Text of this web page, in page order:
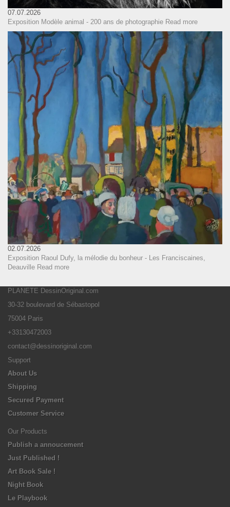
07.07.2026
Exposition Modèle animal - 200 ans de photographie Read more
02.07.2026
Exposition Raoul Dufy, la mélodie du bonheur - Les Franciscaines,
Deauville Read more
PLANETE DessinOriginal.com
30-32 boulevard de Sébastopol
75004 Paris
+33130472003
contact@dessinoriginal.com
Support
About Us
Shipping
Secured Payment
Customer Service
Our Products
Publish a annoucement
Just Published !
Art Book Sale !
Night Book
Le Playbook